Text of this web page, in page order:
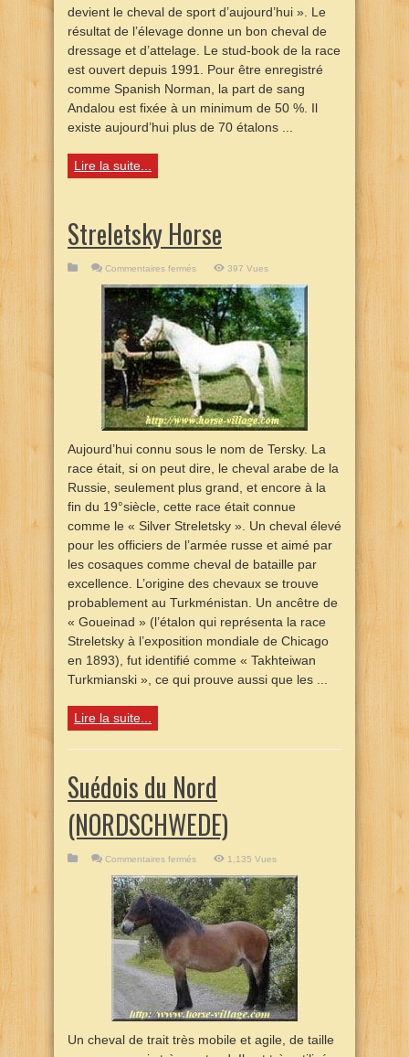
devient le cheval de sport d’aujourd’hui ». Le
résultat de l’élevage donne un bon cheval de
dressage et d’attelage. Le stud-book de la race
est ouvert depuis 1991. Pour être enregistré
comme Spanish Norman, la part de sang
Andalou est fixée à un minimum de 50 %. Il
existe aujourd’hui plus de 70 étalons ...
Lire la suite...
Streletsky Horse
Commentaires fermés
Horse
397 Vues
Aujourd’hui connu sous le nom de Tersky. La
race était, si on peut dire, le cheval arabe de la
Russie, seulement plus grand, et encore à la
fin du 19°siècle, cette race était connue
comme le « Silver Streletsky ». Un cheval élevé
pour les officiers de l’armée russe et aimé par
les cosaques comme cheval de bataille par
excellence. L’origine des chevaux se trouve
probablement au Turkménistan. Un ancêtre de
« Goueinad » (l’étalon qui représenta la race
Streletsky à l’exposition mondiale de Chicago
en 1893), fut identifié comme « Takhteiwan
Turkmianski », ce qui prouve aussi que les ...
Lire la suite...
Suédois du Nord
(NORDSCHWEDE)
Commentaires fermés
du
Nord
(NORDSCHWEDE)
1,135 Vues
Un cheval de trait très mobile et agile, de taille